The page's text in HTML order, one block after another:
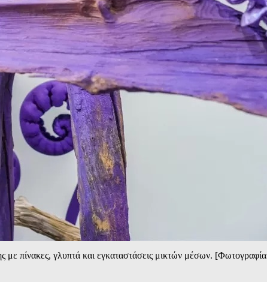
πίνακες, γλυπτά και εγκαταστάσεις μικτών μέσων. [Φωτογραφία